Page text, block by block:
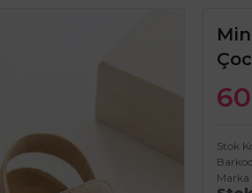
Stok
Barkod
Marka